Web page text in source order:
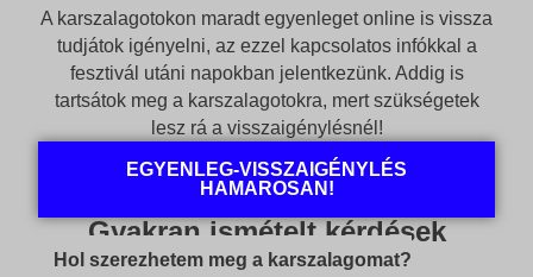
A karszalagotokon maradt egyenleget online is vissza
tudjátok igényelni, az ezzel kapcsolatos infókkal a
fesztivál utáni napokban jelentkezünk. Addig is
tartsátok meg a karszalagotokra, mert szükségetek
lesz rá a visszaigénylésnél!
EGYENLEG-VISSZAIGÉNYLÉS
HAMAROSAN!
Gyakran ismételt kérdések
Hol szerezhetem meg a karszalagomat?